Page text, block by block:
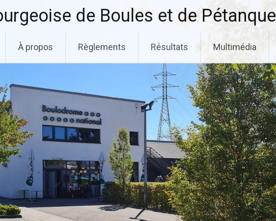
de Boules et de Pétanque
À propos Règlements Résultats Multimédia